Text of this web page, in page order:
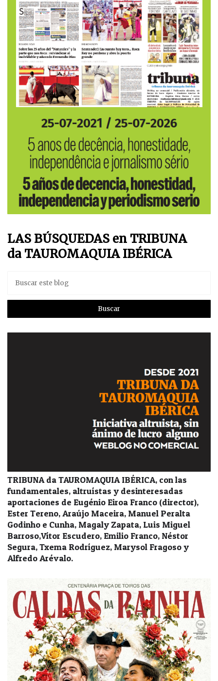
LAS BÚSQUEDAS en TRIBUNA
da TAUROMAQUIA IBÉRICA
TRIBUNA da TAUROMAQUIA IBÉRICA, con las
fundamentales, altruístas y desinteresadas
aportaciones de Eugénio Eiroa Franco (director),
Ester Tereno, Araújo Maceira, Manuel Peralta
Godinho e Cunha, Magaly Zapata, Luis Miguel
Barroso,Vítor Escudero, Emilio Franco, Néstor
Segura, Txema Rodríguez, Marysol Fragoso y
Alfredo Arévalo.